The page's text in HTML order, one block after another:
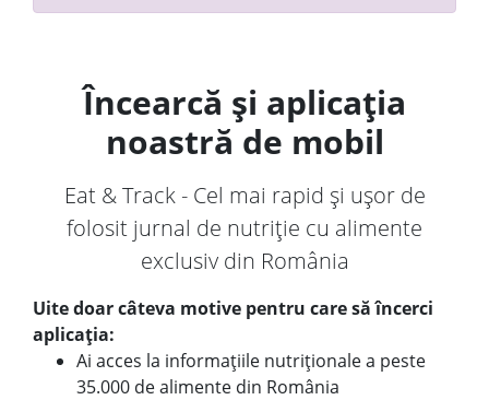
Încearcă și aplicația
noastră de mobil
Eat & Track - Cel mai rapid și ușor de
folosit jurnal de nutriție cu alimente
exclusiv din România
Uite doar câteva motive pentru care să încerci
aplicația:
Ai acces la informațiile nutriționale a peste
35.000 de alimente din România